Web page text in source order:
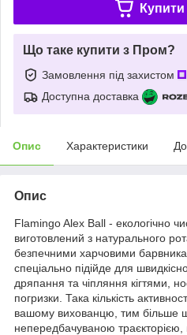
Купити
Що таке купити з Пром?
Замовлення під захистом
Доступна доставка
Опис Характеристики
Опис
Flamingo Alex Ball - екологічно
виготовлений з натурального
безпечними харчовими
спеціально підійде для
дряпання та чіпляння кігтями,
погризки. Така кількість
вашому вихованцю, тим більше
непередбачуваною траєкторією,